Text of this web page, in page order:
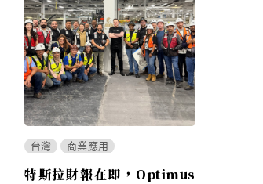
台灣 商業應用
特斯拉財報在即，Optimus